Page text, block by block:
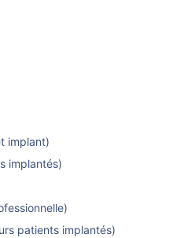
implant)
implantés)
patients implantés)